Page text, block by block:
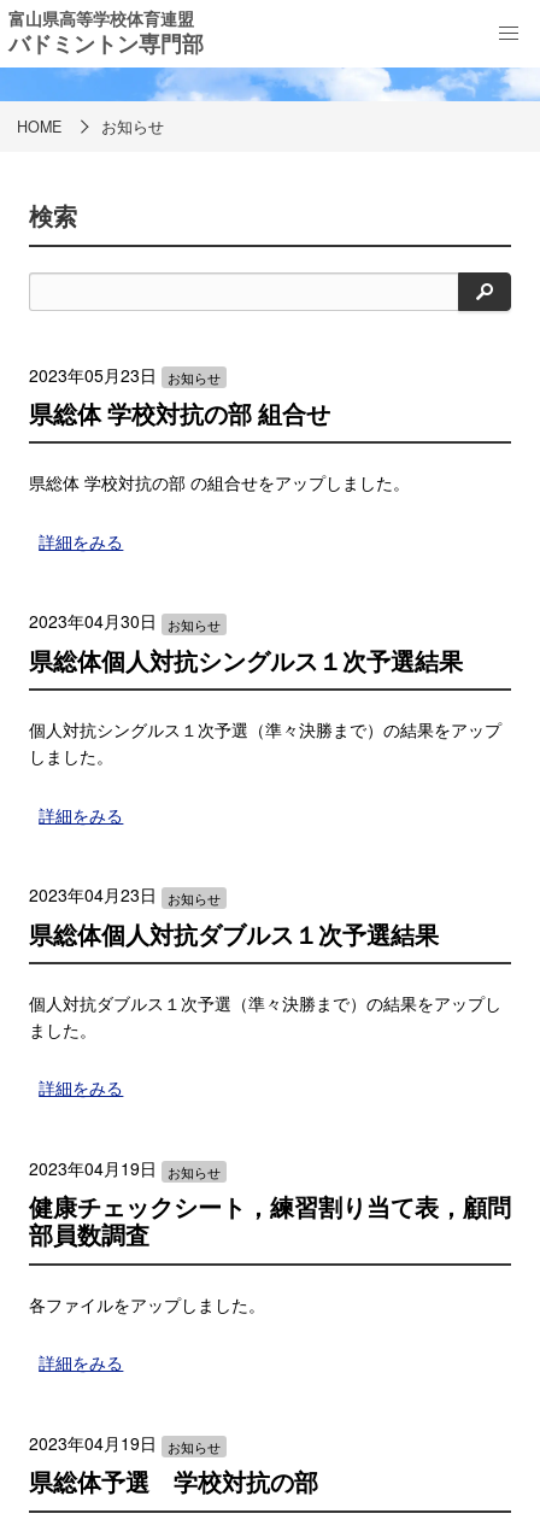
富山県高等学校体育連盟
バドミントン専門部
お知らせ
HOME お知らせ
検索
検
索
2023年05月23日 お知らせ
県総体 学校対抗の部 組合せ
県総体 学校対抗の部 の組合せをアップしました。
詳細をみる
2023年04月30日 お知らせ
県総体個人対抗シングルス１次予選結果
個人対抗シングルス１次予選（準々決勝まで）の結果をアップ
しました。
詳細をみる
2023年04月23日 お知らせ
県総体個人対抗ダブルス１次予選結果
個人対抗ダブルス１次予選（準々決勝まで）の結果をアップし
ました。
詳細をみる
2023年04月19日 お知らせ
健康チェックシート，練習割り当て表，顧問
部員数調査
各ファイルをアップしました。
詳細をみる
2023年04月19日 お知らせ
県総体予選 学校対抗の部